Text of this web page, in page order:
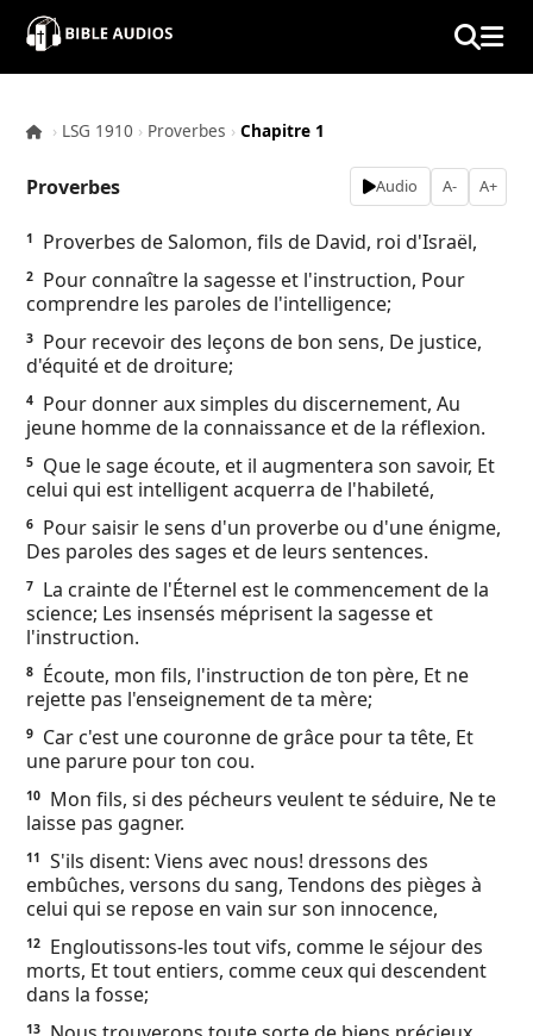
×
Contacts
About
Copyright
Download
L.O.A
Ebook
› LSG 1910 › Proverbes › Chapitre 1
Proverbes Audio A- A+
1 Proverbes de Salomon, fils de David, roi d'Israël,
2
Pour connaître la sagesse et l'instruction, Pour
comprendre les paroles de l'intelligence;
3
Pour recevoir des leçons de bon sens, De justice,
d'équité et de droiture;
4
Pour donner aux simples du discernement, Au
jeune homme de la connaissance et de la réflexion.
5
Que le sage écoute, et il augmentera son savoir, Et
celui qui est intelligent acquerra de l'habileté,
6
Pour saisir le sens d'un proverbe ou d'une énigme,
Des paroles des sages et de leurs sentences.
7
La crainte de l'Éternel est le commencement de la
science; Les insensés méprisent la sagesse et
l'instruction.
8
Écoute, mon fils, l'instruction de ton père, Et ne
rejette pas l'enseignement de ta mère;
9
Car c'est une couronne de grâce pour ta tête, Et
une parure pour ton cou.
10
Mon fils, si des pécheurs veulent te séduire, Ne te
laisse pas gagner.
11
S'ils disent: Viens avec nous! dressons des
embûches, versons du sang, Tendons des pièges à
celui qui se repose en vain sur son innocence,
12
Engloutissons-les tout vifs, comme le séjour des
morts, Et tout entiers, comme ceux qui descendent
dans la fosse;
13